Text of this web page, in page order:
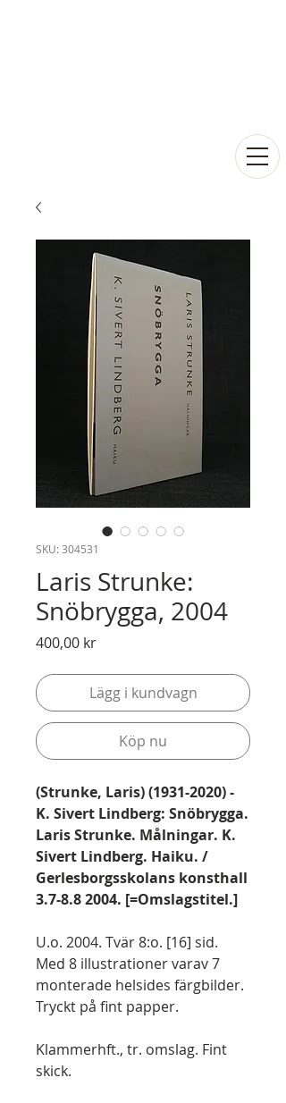
SKU: 304531
Laris Strunke:
Snöbrygga, 2004
400,00 krPris
Lägg i kundvagn
Köp nu
(Strunke, Laris) (1931-2020) -
K. Sivert Lindberg: Snöbrygga.
Laris Strunke. Målningar. K.
Sivert Lindberg. Haiku. /
Gerlesborgsskolans konsthall
3.7-8.8 2004. [=Omslagstitel.]
U.o. 2004. Tvär 8:o. [16] sid.
Med 8 illustrationer varav 7
monterade helsides färgbilder.
Tryckt på fint papper.
Klammerhft., tr. omslag. Fint
skick.